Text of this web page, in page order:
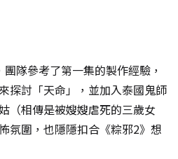
隊參考了第一集的製作經驗，
探討「天命」，並加入泰國鬼師
（相傳是被嫂嫂虐死的三歲女
氛圍，也隱隱扣合《粽邪2》想